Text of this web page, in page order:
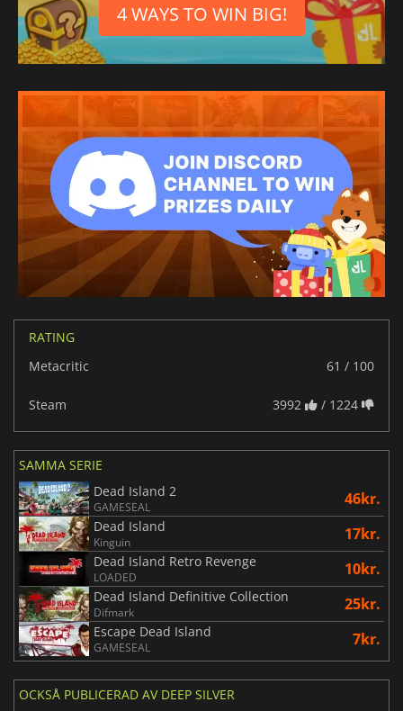
4 WAYS TO WIN BIG!
RATING
Metacritic
61 / 100
Steam 3992 / 1224
SAMMA SERIE
Dead Island 2
GAMESEAL 46kr.
Dead Island
Kinguin 17kr.
Dead Island Retro Revenge
LOADED 10kr.
Dead Island Definitive Collection
Difmark 25kr.
Escape Dead Island
GAMESEAL 7kr.
OCKSÅ PUBLICERAD AV DEEP SILVER